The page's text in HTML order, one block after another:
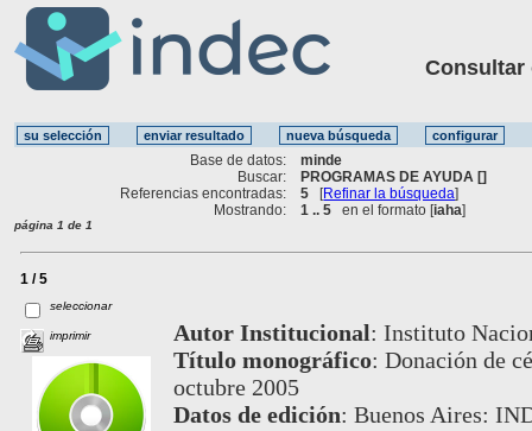
Consultar
Base de datos:
minde
Buscar:
PROGRAMAS DE AYUDA []
Referencias encontradas:
5 [Refinar la búsqueda]
Mostrando:
1 .. 5 en el formato [iaha]
página 1 de 1
1 / 5
seleccionar
imprimir Autor Institucional: Instituto
Título monográfico: Donación de
octubre 2005
Datos de edición: Buenos Aires: